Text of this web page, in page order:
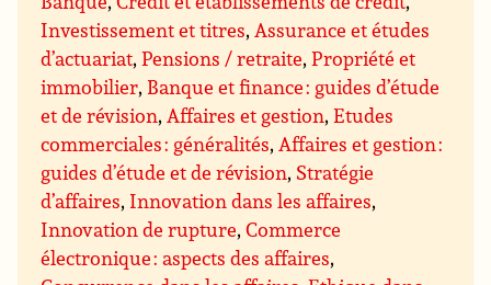
Investissement et titres,Assurance et études
d’actuariat,Pensions / retraite,Propriété et
immobilier, Banque et finance : guides d’étude
et de révision,Affaires et gestion,Etudes
commerciales : généralités,Affaires et gestion :
guides d’étude et de révision, Stratégie
d’affaires, Innovation dans les affaires,
Innovation de rupture,Commerce
électronique : aspects des affaires,